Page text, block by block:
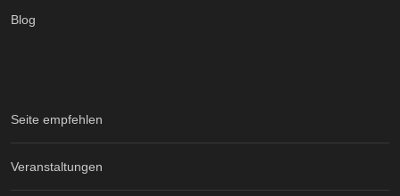
Blog
Seite empfehlen
Veranstaltungen